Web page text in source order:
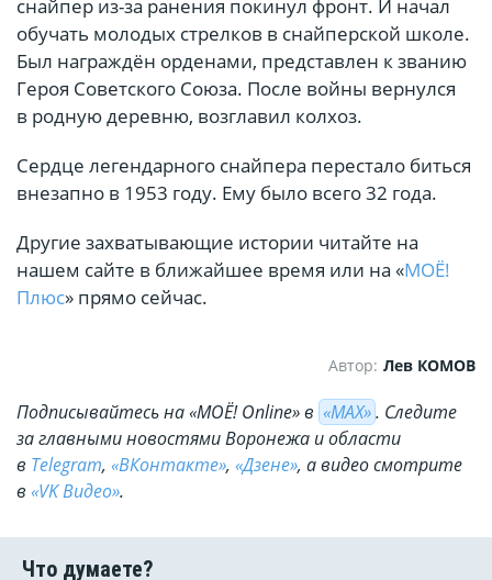
снайпер из-за ранения покинул фронт. И начал
обучать молодых стрелков в снайперской школе.
Был награждён орденами, представлен к званию
Героя Советского Союза. После войны вернулся
в родную деревню, возглавил колхоз.
Сердце легендарного снайпера перестало биться
внезапно в 1953 году. Ему было всего 32 года.
Другие захватывающие истории читайте на
нашем сайте в ближайшее время или на «МОЁ!
Плюс» прямо сейчас.
Автор: Лев КОМОВ
Подписывайтесь на «МОЁ! Online» в «МАХ». Cледите
за главными новостями Воронежа и области
в Telegram, «ВКонтакте», «Дзене», а видео смотрите
в «VK Видео».